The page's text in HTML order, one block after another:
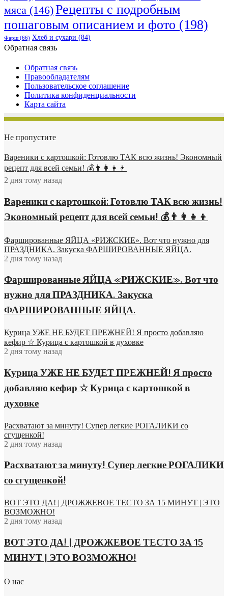
мяса (146)Рецепты с подробным
пошаговым описанием и фото (198)
Фарш(66) Хлеб и сухари (84)
Обратная связь
Обратная связь
Правообладателям
Пользовательское соглашение
Политика конфиденциальности
Карта сайта
Не пропустите
Вареники с картошкой: Готовлю ТАК всю жизнь! Экономный
рецепт для всей семьи! 💰👨👩👧👦
2 дня тому назад
Вареники с картошкой: Готовлю ТАК всю жизнь!
Экономный рецепт для всей семьи! 💰👨👩👧👦
Фаршированные ЯЙЦА «РИЖСКИЕ». Вот что нужно для
ПРАЗДНИКА. Закуска ФАРШИРОВАННЫЕ ЯЙЦА.
2 дня тому назад
Фаршированные ЯЙЦА «РИЖСКИЕ». Вот что
нужно для ПРАЗДНИКА. Закуска
ФАРШИРОВАННЫЕ ЯЙЦА.
Курица УЖЕ НЕ БУДЕТ ПРЕЖНЕЙ! Я просто добавляю
кефир ☆ Курица с картошкой в духовке
2 дня тому назад
Курица УЖЕ НЕ БУДЕТ ПРЕЖНЕЙ! Я просто
добавляю кефир ☆ Курица с картошкой в
духовке
Расхватают за минуту! Супер легкие РОГАЛИКИ со
сгущенкой!
2 дня тому назад
Расхватают за минуту! Супер легкие РОГАЛИКИ
со сгущенкой!
ВОТ ЭТО ДА! | ДРОЖЖЕВОЕ ТЕСТО ЗА 15 МИНУТ | ЭТО
ВОЗМОЖНО!
2 дня тому назад
ВОТ ЭТО ДА! | ДРОЖЖЕВОЕ ТЕСТО ЗА 15
МИНУТ | ЭТО ВОЗМОЖНО!
О нас